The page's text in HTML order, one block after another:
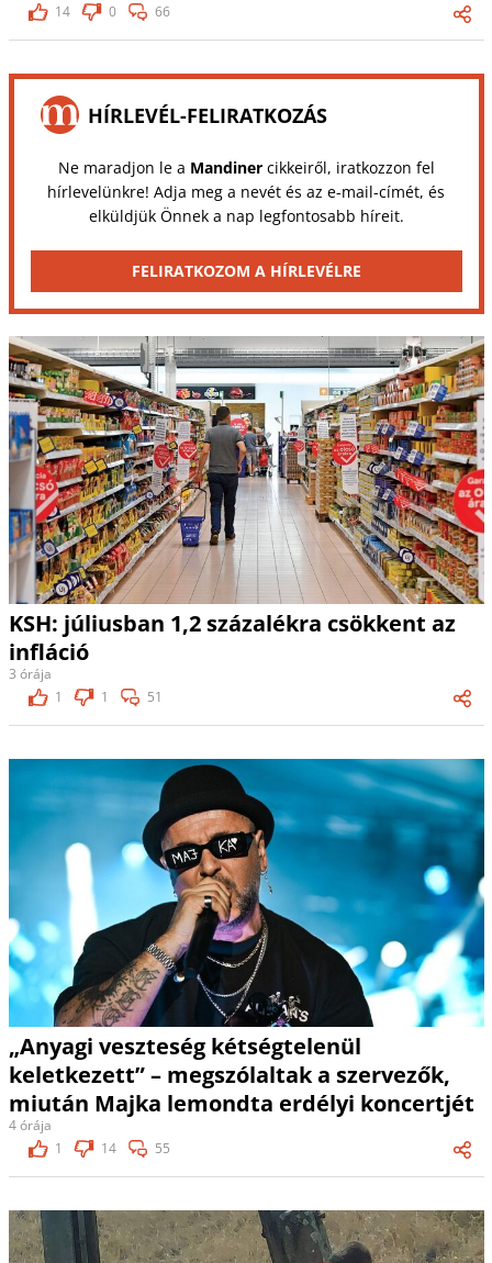
14
0 66
HÍRLEVÉL-FELIRATKOZÁS
Ne maradjon le a Mandinercikkeiről, iratkozzon fel
hírlevelünkre! Adja meg a nevét és az e-mail-címét, és
elküldjük Önnek a nap legfontosabb híreit.
FELIRATKOZOM A HÍRLEVÉLRE
KSH: júliusban 1,2 százalékra csökkent az
infláció
3 órája
1
1 51
„Anyagi veszteség kétségtelenül
keletkezett” – megszólaltak a szervezők,
miután Majka lemondta erdélyi koncertjét
4 órája
1
14 55